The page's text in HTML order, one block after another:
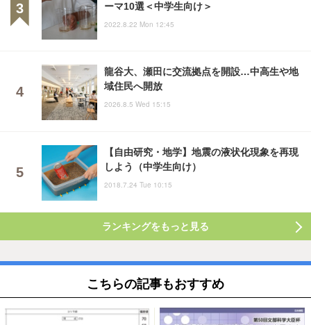
ーマ10選＜中学生向け＞
2022.8.22 Mon 12:45
龍谷大、瀬田に交流拠点を開設…中高生や地
域住民へ開放
2026.8.5 Wed 15:15
【自由研究・地学】地震の液状化現象を再現
しよう（中学生向け）
2018.7.24 Tue 10:15
ランキングをもっと見る
こちらの記事もおすすめ